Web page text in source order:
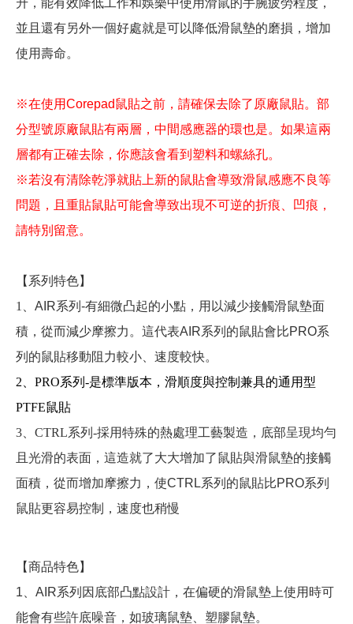
升， 能有效降低工作和娛樂中使用滑鼠的手腕疲勞程度，
並且還有另外一個好處就是可以降低滑鼠墊的磨損，增加
使用壽命。
※在使用Corepad鼠貼之前，請確保去除了原廠鼠貼。部
分型號原廠鼠貼有兩層，中間感應器的環也是。如果這兩
層都有正確去除，你應該會看到塑料和螺絲孔。
※若沒有清除乾淨就貼上新的鼠貼會導致滑鼠感應不良等
問題，且重貼鼠貼可能會導致出現不可逆的折痕、凹痕，
請特別留意。
【系列特色】
1、 AIR系列-有細微凸起的小點，用以減少接觸滑鼠墊面
積，從而減少摩擦力。 這代表AIR系列的鼠貼會比PRO系
列的鼠貼移動阻力較小、速度較快。
2、PRO系列-是標準版本，滑順度與控制兼具的通用型
PTFE鼠貼
3、CTRL系列-採用特殊的熱處理工藝製造，底部呈現均勻
且光滑的表面，這造就了大大增加了鼠貼與滑鼠墊的接觸
面積，從而增加摩擦力，使CTRL系列的鼠貼比PRO系列
鼠貼更容易控制，速度也稍慢
【商品特色】
1、AIR系列因底部凸點設計，在偏硬的滑鼠墊上使用時可
能會有些許底噪音，如玻璃鼠墊、塑膠鼠墊。